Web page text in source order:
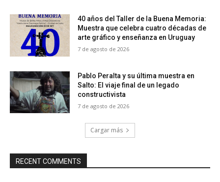
40 años del Taller de la Buena Memoria:
Muestra que celebra cuatro décadas de
arte gráfico y enseñanza en Uruguay
7 de agosto de 2026
Pablo Peralta y su última muestra en
Salto: El viaje final de un legado
constructivista
7 de agosto de 2026
Cargar más
RECENT COMMENTS